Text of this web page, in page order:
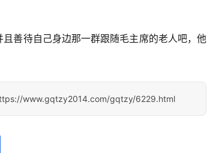
善待自己身边那一群跟随毛主席的老人吧，他
www.gqtzy2014.com/gqtzy/6229.html